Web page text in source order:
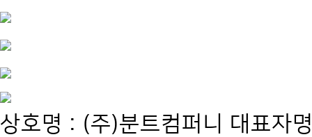
상호명 : (주)분트컴퍼니 대표자